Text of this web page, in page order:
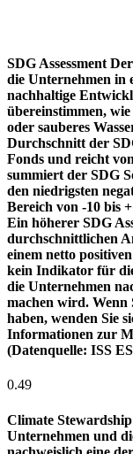
SDG Assessment
die Unternehmen in
nachhaltige
übereinstimmen,
oder sauberes
Durchschnitt der
Fonds und reicht
summiert der SDG
den niedrigsten
Bereich von -10 bis
Ein höherer SDG
durchschnittlichen
einem netto
kein Indikator für
die Unternehmen
machen wird. Wenn
haben, wenden Sie
Informationen zur
(Datenquelle: ISS
0.49
Climate Stewardship
Unternehmen und